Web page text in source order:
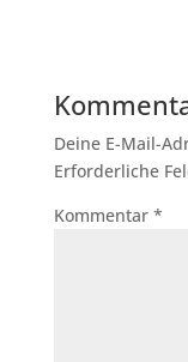
Deine E-Mail-
Erforderliche
Kommentar *